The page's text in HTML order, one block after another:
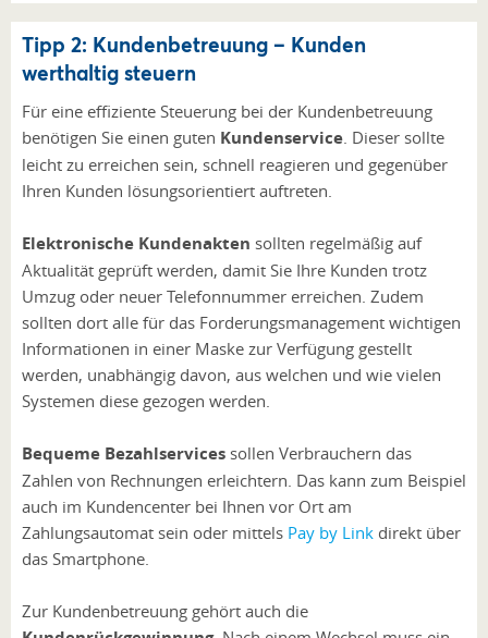
Tipp 2: Kundenbetreuung – Kunden
werthaltig steuern
Für eine effiziente Steuerung bei der Kundenbetreuung
benötigen Sie einen guten Kundenservice . Dieser sollte
leicht zu erreichen sein, schnell reagieren und gegenüber
Ihren Kunden lösungsorientiert auftreten.
Elektronische Kundenakten sollten regelmäßig auf
Aktualität geprüft werden, damit Sie Ihre Kunden trotz
Umzug oder neuer Telefonnummer erreichen. Zudem
sollten dort alle für das Forderungsmanagement wichtigen
Informationen in einer Maske zur Verfügung gestellt
werden, unabhängig davon, aus welchen und wie vielen
Systemen diese gezogen werden.
Bequeme Bezahlservices sollen Verbrauchern das
Zahlen von Rechnungen erleichtern. Das kann zum Beispiel
auch im Kundencenter bei Ihnen vor Ort am
Zahlungsautomat sein oder mittels Pay by Link direkt über
das Smartphone.
Zur Kundenbetreuung gehört auch die